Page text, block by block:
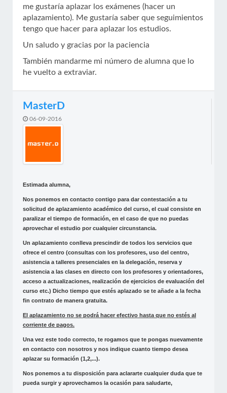
me gustaría aplazar los exámenes (hacer un
aplazamiento). Me gustaría saber que seguimientos
tengo que hacer para aplazar los estudios.
Un saludo y gracias por la paciencia
También mandarme mi número de alumna que lo
he vuelto a extraviar.
MasterD
06-09-2016
Estimada alumna,
Nos ponemos en contacto contigo para dar contestación a tu
solicitud de aplazamiento académico del curso, el cual consiste en
paralizar el tiempo de formación, en el caso de que no puedas
aprovechar el estudio por cualquier circunstancia.
Un aplazamiento conlleva prescindir de todos los servicios que
ofrece el centro (consultas con los profesores, uso del centro,
asistencia a talleres presenciales en la delegación, reserva y
asistencia a las clases en directo con los profesores y orientadores,
acceso a actualizaciones, realización de ejercicios de evaluación del
curso etc.) Dicho tiempo que estés aplazado se te añade a la fecha
fin contrato de manera gratuita.
El aplazamiento no se podrá hacer efectivo hasta que no estés al
corriente de pagos.
Una vez este todo correcto, te rogamos que te pongas nuevamente
en contacto con nosotros y nos indique cuanto tiempo desea
aplazar su formación (1,2,...).
Nos ponemos a tu disposición para aclararte cualquier duda que te
pueda surgir y aprovechamos la ocasión para saludarte,